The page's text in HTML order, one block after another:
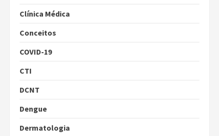
Clínica Médica
Conceitos
COVID-19
CTI
DCNT
Dengue
Dermatologia